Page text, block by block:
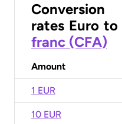
Conversion
rates Euro to
franc (CFA)
Amount
1 EUR
10 EUR